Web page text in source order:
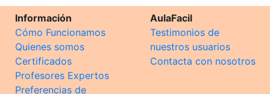
Información
Cómo Funcionamos
Quienes somos
Certificados
Profesores Expertos
Preferencias de
AulaFacil
Testimonios de
nuestros usuarios
Contacta con nosotros